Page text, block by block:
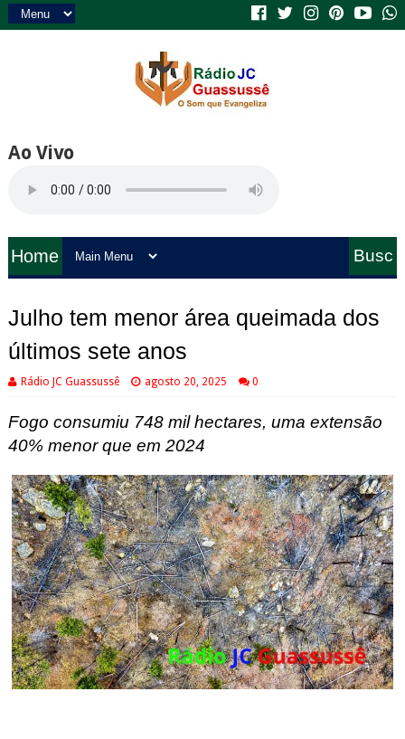
Ao Vivo
Home
Busc
Julho tem menor área queimada dos
últimos sete anos
Rádio JC Guassussê agosto 20, 2025 0
Fogo consumiu 748 mil hectares, uma extensão
40% menor que em 2024